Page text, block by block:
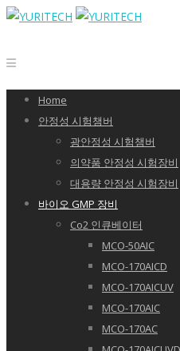
Home
안정성 시험챔버
광안정성 시험챔버
의약품 안정성 시험장비
대용량 안정성 시험장비
바이오 GMP 장비
Co2 인큐베이터
MCO-50AIC
MCO-170AICD
MCO-170AICUV
MCO-170AIC
MCO-170AC